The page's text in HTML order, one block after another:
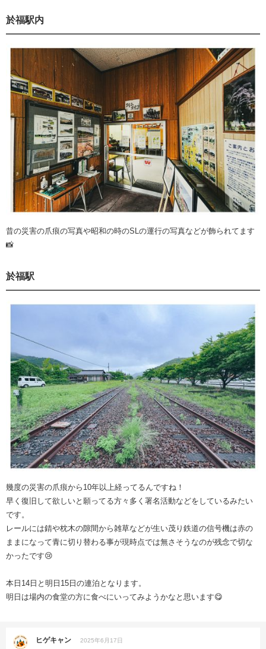
於福駅内
昔の災害の爪痕の写真や昭和の時のSLの運行の写真などが飾られてます
📸
於福駅
幾度の災害の爪痕から10年以上経ってるんですね！
早く復旧して欲しいと願ってる方々多く署名活動などをしているみたい
です。
レールには錆や枕木の隙間から雑草などが生い茂り鉄道の信号機は赤の
ままになって青に切り替わる事が現時点では無さそうなのが残念で切な
かったです😢
本日14日と明日15日の連泊となります。
明日は場内の食堂の方に食べにいってみようかなと思います😋
ヒゲキャン 2025年6月17日